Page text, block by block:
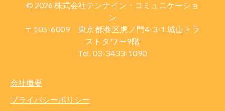
© 2026 株式会社テンナイン・コミュニケーショ
ン
〒105-6009 東京都港区虎ノ門4-3-1 城山トラ
ストタワー9階
Tel. 03-3433-1090
会社概要
プライバシーポリシー